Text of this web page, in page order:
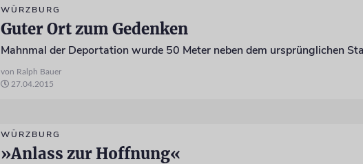
WÜRZBURG
Guter Ort zum Gedenken
Mahnmal der Deportation wurde 50 Meter neben dem ursprünglichen
von Ralph Bauer
27.04.2015
WÜRZBURG
»Anlass zur Hoffnung«